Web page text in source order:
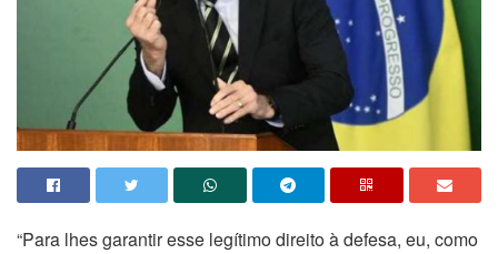
“Para lhes garantir esse legítimo direito à defesa, eu, como